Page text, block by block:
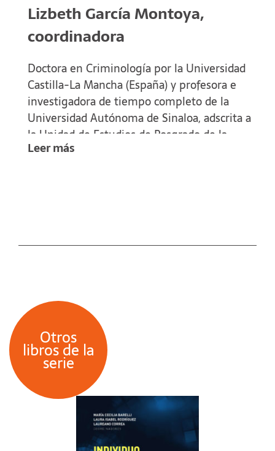
Lizbeth García Montoya,
coordinadora
Doctora en Criminología por la Universidad
Castilla-La Mancha (España) y profesora e
investigadora de tiempo completo de la
Universidad Autónoma de Sinaloa, adscrita a
la Unidad de Estudios de Posgrado de la
Facultad de Derecho Culiacán, donde además
Leer más
Otros
libros de la
serie